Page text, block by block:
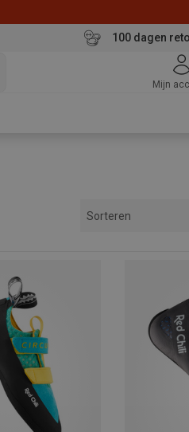
100 dagen
Mijn
Sorteren